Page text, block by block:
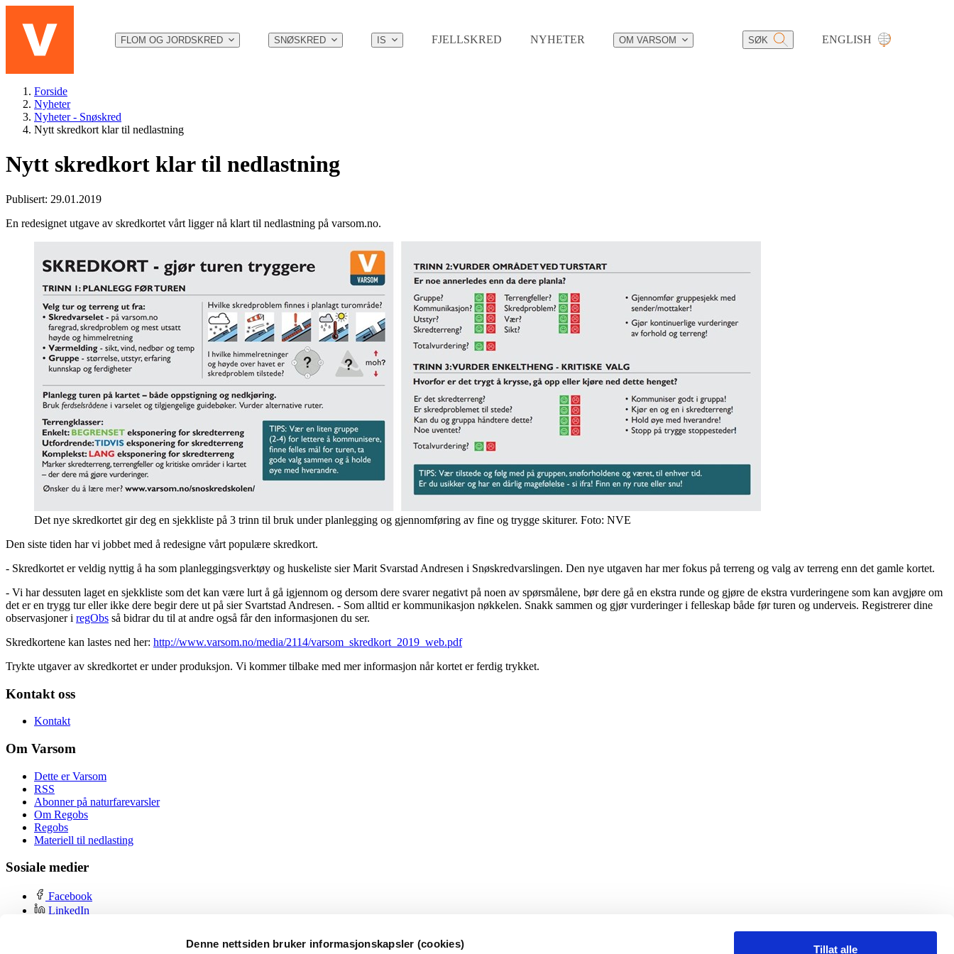
Denne nettsiden bruker informasjonskapsler (cookies) Tillat alle
FLOM OG JORDSKRED SNØSKRED IS FJELLSKRED NYHETER OM VARSOM SØK ENGLISH
Forside
Nyheter
Nyheter - Snøskred
Nytt skredkort klar til nedlastning
Nytt skredkort klar til nedlastning
Publisert: 29.01.2019
En redesignet utgave av skredkortet vårt ligger nå klart til nedlastning på varsom.no.
Det nye skredkortet gir deg en sjekkliste på 3 trinn til bruk under planlegging og gjennomføring av fine og trygge skiturer. Foto: NVE
Den siste tiden har vi jobbet med å redesigne vårt populære skredkort.
- Skredkortet er veldig nyttig å ha som planleggingsverktøy og huskeliste sier Marit Svarstad Andresen i Snøskredvarslingen. Den nye utgaven har mer fokus på terreng og valg av terreng enn det gamle kortet.
- Vi har dessuten laget en sjekkliste som det kan være lurt å gå igjennom og dersom dere svarer negativt på noen av spørsmålene, bør dere gå en ekstra runde og gjøre de ekstra vurderingene som kan avgjøre om
det er en trygg tur eller ikke dere begir dere ut på sier Svartstad Andresen. - Som alltid er kommunikasjon nøkkelen. Snakk sammen og gjør vurderinger i felleskap både før turen og underveis. Registrerer dine
observasjoner i regObs så bidrar du til at andre også får den informasjonen du ser.
Skredkortene kan lastes ned her: http://www.varsom.no/media/2114/varsom_skredkort_2019_web.pdf
Trykte utgaver av skredkortet er under produksjon. Vi kommer tilbake med mer informasjon når kortet er ferdig trykket.
Kontakt oss
Kontakt
Om Varsom
Dette er Varsom
RSS
Abonner på naturfarevarsler
Om Regobs
Regobs
Materiell til nedlasting
Sosiale medier
Facebook
LinkedIn